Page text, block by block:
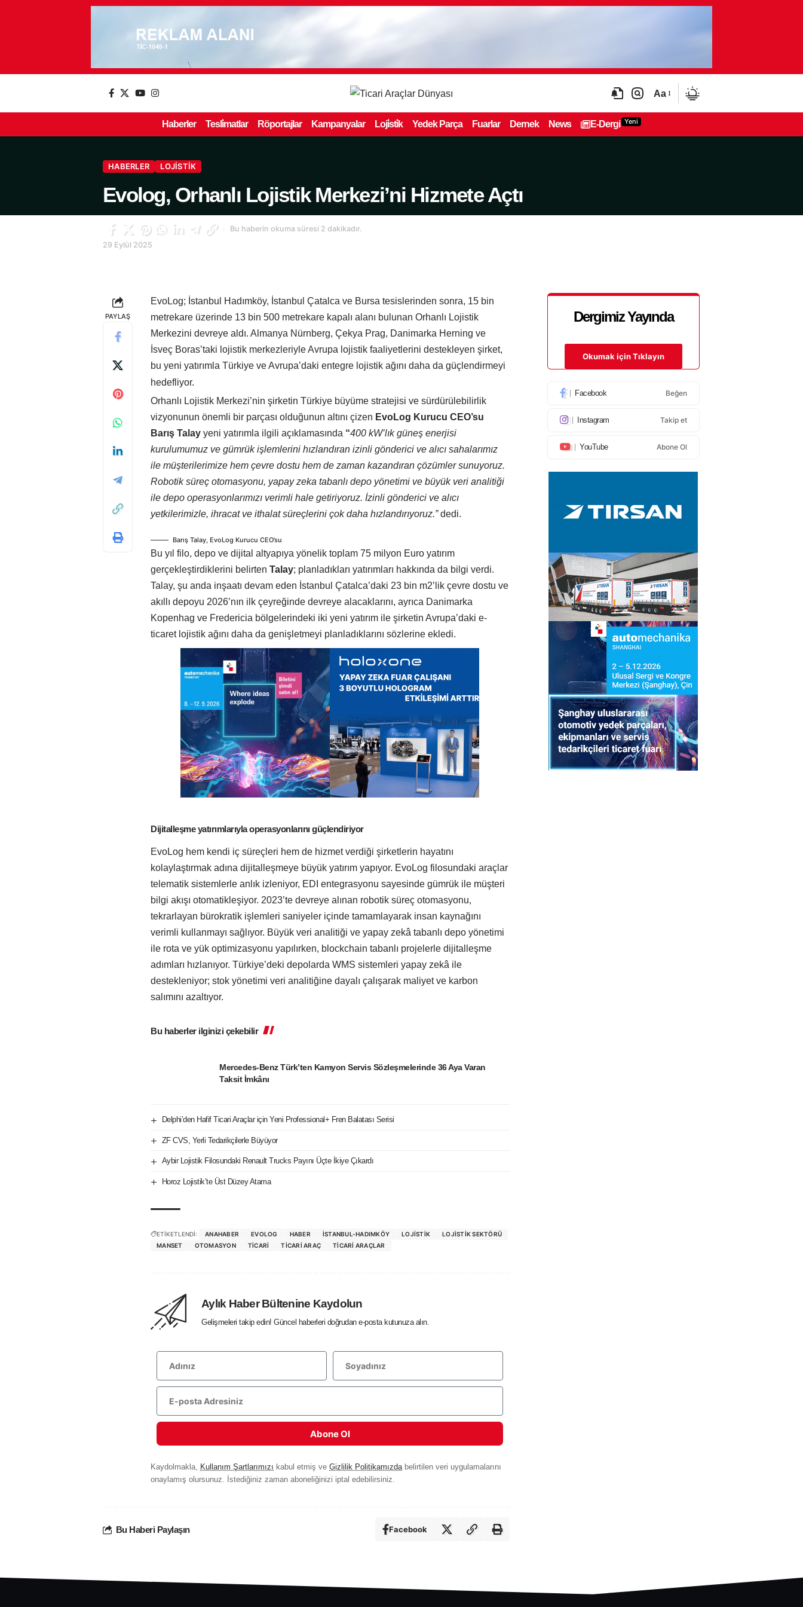
Aa
Haberler Tesli̇matlar Röportajlar Kampanyalar Loji̇sti̇k Yedek Parça Fuarlar Dernek News E-Dergi Yeni
HABERLER LOJISTIK
Evolog, Orhanlı Lojistik Merkezi’ni Hizmete Açtı
29 Eylül 2025
Bu haberin okuma süresi 2 dakikadır.
PAYLAŞ
EvoLog; İstanbul Hadımköy, İstanbul Çatalca ve Bursa tesislerinden sonra, 15 bin
metrekare üzerinde 13 bin 500 metrekare kapalı alanı bulunan Orhanlı Lojistik
Merkezini devreye aldı. Almanya Nürnberg, Çekya Prag, Danimarka Herning ve
İsveç Boras’taki lojistik merkezleriyle Avrupa lojistik faaliyetlerini destekleyen şirket,
bu yeni yatırımla Türkiye ve Avrupa’daki entegre lojistik ağını daha da güçlendirmeyi
hedefliyor.
Orhanlı Lojistik Merkezi’nin şirketin Türkiye büyüme stratejisi ve sürdürülebilirlik
vizyonunun önemli bir parçası olduğunun altını çizen EvoLog Kurucu CEO’su
Barış Talay yeni yatırımla ilgili açıklamasında “400 kW’lık güneş enerjisi
kurulumumuz ve gümrük işlemlerini hızlandıran izinli gönderici ve alıcı sahalarımız
ile müşterilerimize hem çevre dostu hem de zaman kazandıran çözümler sunuyoruz.
Robotik süreç otomasyonu, yapay zeka tabanlı depo yönetimi ve büyük veri analitiği
ile depo operasyonlarımızı verimli hale getiriyoruz. İzinli gönderici ve alıcı
yetkilerimizle, ihracat ve ithalat süreçlerini çok daha hızlandırıyoruz.”dedi.
Barış Talay, EvoLog Kurucu CEO’su
Bu yıl filo, depo ve dijital altyapıya yönelik toplam 75 milyon Euro yatırım
gerçekleştirdiklerini belirten Talay; planladıkları yatırımları hakkında da bilgi verdi.
Talay, şu anda inşaatı devam eden İstanbul Çatalca’daki 23 bin m2’lik çevre dostu ve
akıllı depoyu 2026’nın ilk çeyreğinde devreye alacaklarını, ayrıca Danimarka
Kopenhag ve Fredericia bölgelerindeki iki yeni yatırım ile şirketin Avrupa’daki e-
ticaret lojistik ağını daha da genişletmeyi planladıklarını sözlerine ekledi.
Dijitalleşme yatırımlarıyla operasyonlarını güçlendiriyor
EvoLog hem kendi iç süreçleri hem de hizmet verdiği şirketlerin hayatını
kolaylaştırmak adına dijitalleşmeye büyük yatırım yapıyor. EvoLog filosundaki araçlar
telematik sistemlerle anlık izleniyor, EDI entegrasyonu sayesinde gümrük ile müşteri
bilgi akışı otomatikleşiyor. 2023’te devreye alınan robotik süreç otomasyonu,
tekrarlayan bürokratik işlemleri saniyeler içinde tamamlayarak insan kaynağını
verimli kullanmayı sağlıyor. Büyük veri analitiği ve yapay zekâ tabanlı depo yönetimi
ile rota ve yük optimizasyonu yapılırken, blockchain tabanlı projelerle dijitalleşme
adımları hızlanıyor. Türkiye’deki depolarda WMS sistemleri yapay zekâ ile
destekleniyor; stok yönetimi veri analitiğine dayalı çalışarak maliyet ve karbon
salımını azaltıyor.
Bu haberler ilginizi çekebilir
Mercedes-Benz Türk’ten Kamyon Servis Sözleşmelerinde 36 Aya Varan
Taksit İmkânı
Delphi’den Hafif Ticari Araçlar için Yeni Professional+ Fren Balatası Serisi
ZF CVS, Yerli Tedarikçilerle Büyüyor
Aybir Lojistik Filosundaki Renault Trucks Payını Üçte İkiye Çıkardı
Horoz Lojistik’te Üst Düzey Atama
ETİKETLENDİ: ANAHABER EVOLOG HABER İSTANBUL-HADIMKÖY LOJISTIK
LOJISTIK SEKTÖRÜ
MANSET
OTOMASYON TICARI TICARI ARAÇ TICARI ARAÇLAR
Aylık Haber Bültenine Kaydolun
Gelişmeleri takip edin! Güncel haberleri doğrudan e-posta kutunuza alın.
Abone Ol
Kaydolmakla, Kullanım Şartlarımızı kabul etmiş ve Gizlilik Politikamızdabelirtilen veri uygulamalarını
onaylamış olursunuz. İstediğiniz zaman aboneliğinizi iptal edebilirsiniz.
Bu Haberi Paylaşın Facebook
Dergimiz Yayında
Okumak için Tıklayın
Facebook Beğen
Instagram Takip et
YouTube Abone Ol